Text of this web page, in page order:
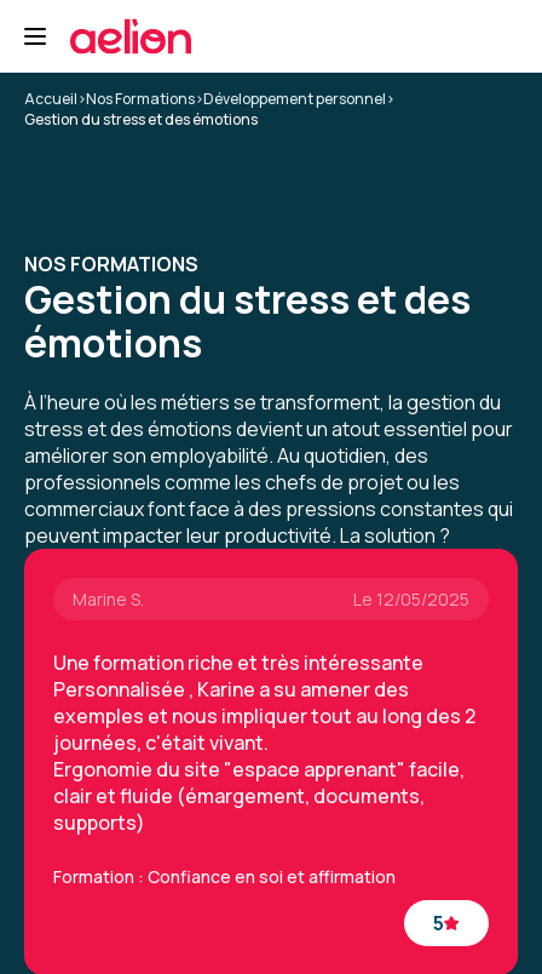
Accueil>Nos Formations>Développement personnel>
Gestion du stress et des émotions
NOS FORMATIONS
Gestion du stress et des
émotions
À l’heure où les métiers se transforment, la gestion du
stress et des émotions devient un atout essentiel pour
améliorer son employabilité. Au quotidien, des
professionnels comme les chefs de projet ou les
commerciaux font face à des pressions constantes qui
peuvent impacter leur productivité. La solution ?
5
le faire, interface très facile d'utilisation, les
questionnaires de positionnement sont tops.
La formatrice est top.
Formation : Confiance en soi et affirmation
Marine S. Le 12/05/2025
5
Une formation riche et très intéressante
Personnalisée , Karine a su amener des
exemples et nous impliquer tout au long des 2
journées, c'était vivant.
Ergonomie du site "espace apprenant" facile,
clair et fluide (émargement, documents,
supports)
Formation : Confiance en soi et affirmation